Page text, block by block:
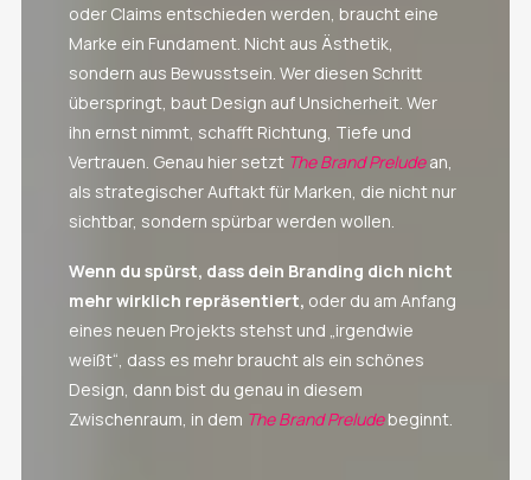
oder Claims entschieden werden, braucht eine
Marke ein Fundament. Nicht aus Ästhetik,
sondern aus Bewusstsein. Wer diesen Schritt
überspringt, baut Design auf Unsicherheit. Wer
ihn ernst nimmt, schafft Richtung, Tiefe und
Vertrauen. Genau hier setzt The Brand Preludean,
als strategischer Auftakt für Marken, die nicht nur
sichtbar, sondern spürbar werden wollen.
Wenn du spürst, dass dein Branding dich nicht
mehr wirklich repräsentiert, oder du am Anfang
eines neuen Projekts stehst und „irgendwie
weißt“, dass es mehr braucht als ein schönes
Design, dann bist du genau in diesem
Zwischenraum, in dem The Brand Preludebeginnt.